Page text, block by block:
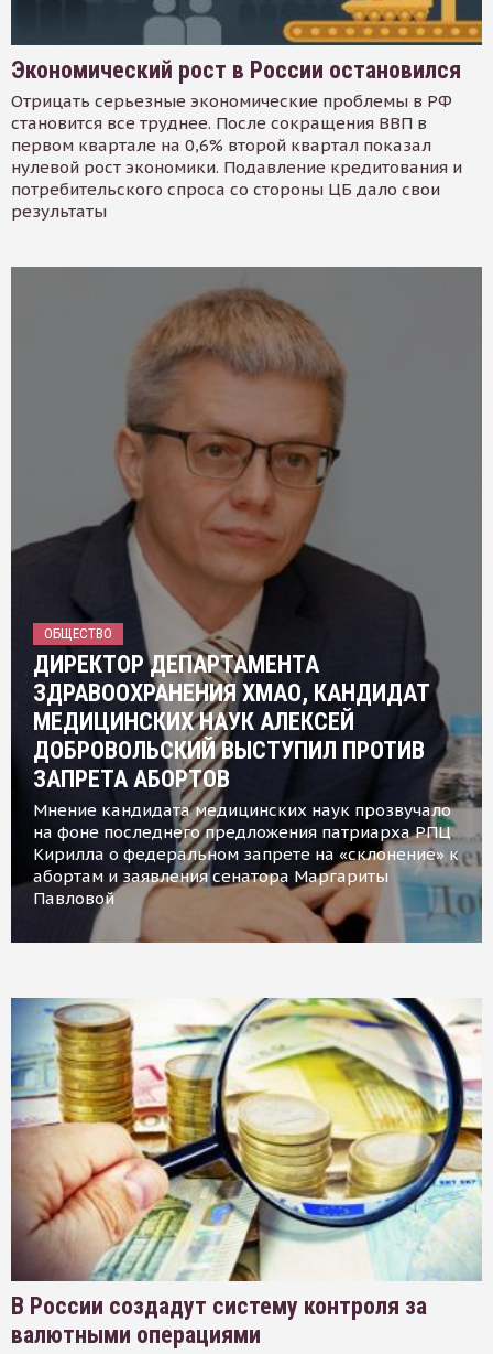
Экономический рост в России остановился
Отрицать серьезные экономические проблемы в РФ
становится все труднее. После сокращения ВВП в
первом квартале на 0,6% второй квартал показал
нулевой рост экономики. Подавление кредитования и
потребительского спроса со стороны ЦБ дало свои
результаты
ОБЩЕСТВО
ДИРЕКТОР ДЕПАРТАМЕНТА
ЗДРАВООХРАНЕНИЯ ХМАО, КАНДИДАТ
МЕДИЦИНСКИХ НАУК АЛЕКСЕЙ
ДОБРОВОЛЬСКИЙ ВЫСТУПИЛ ПРОТИВ
ЗАПРЕТА АБОРТОВ
Мнение кандидата медицинских наук прозвучало
на фоне последнего предложения патриарха РПЦ
Кирилла о федеральном запрете на «склонение» к
абортам и заявления сенатора Маргариты
Павловой
В России создадут систему контроля за
валютными операциями